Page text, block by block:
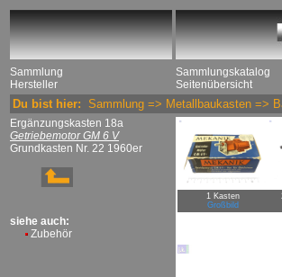
Sammlung
Hersteller
Sammlungskatalog
Seitenübersicht
Du bist hier: Sammlung => Metallbaukasten =>
Ergänzungskasten 18a
Getriebemotor GM 6 V
Grundkasten Nr. 22 1960er
siehe auch:
Zubehör
1 Kasten
Großbild